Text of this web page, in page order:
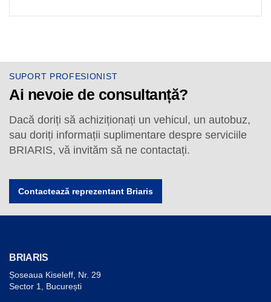
SUPORT PROFESIONIST
Ai nevoie de consultanță?
Dacă doriți să achiziționați un vehicul, un autobuz,
sau doriți informații suplimentare despre serviciile
BRIARIS, vă invităm să ne contactați.
Contactează reprezentant Briaris
BRIARIS
Șoseaua Kiseleff, Nr. 29
Sector 1, București